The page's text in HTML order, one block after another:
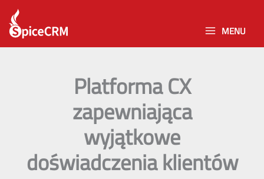
content
MENU
Platforma CX
zapewniająca
wyjątkowe
doświadczenia klientów